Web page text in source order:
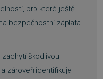
pro které ještě
bezpečnostní záplata.
zachytí škodlivou
zároveň identifikuje